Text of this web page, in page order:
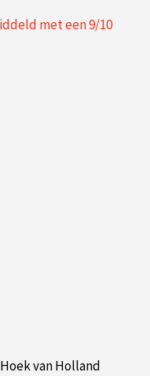
met een9/10
van Holland